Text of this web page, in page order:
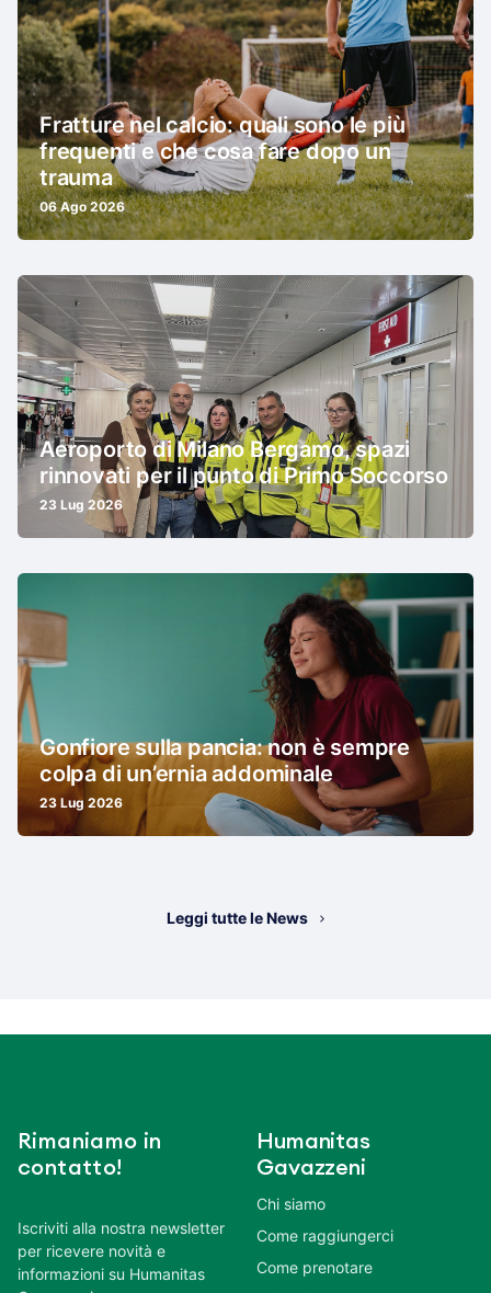
Fratture nel calcio: quali sono le più
frequenti e che cosa fare dopo un
trauma
06 Ago 2026
Aeroporto di Milano Bergamo, spazi
rinnovati per il punto di Primo Soccorso
23 Lug 2026
Gonfiore sulla pancia: non è sempre
colpa di un’ernia addominale
23 Lug 2026
Leggi tutte le News
Rimaniamo in
contatto!
Iscriviti alla nostra newsletter
per ricevere novità e
informazioni su Humanitas
Humanitas
Gavazzeni
Chi siamo
Come raggiungerci
Come prenotare